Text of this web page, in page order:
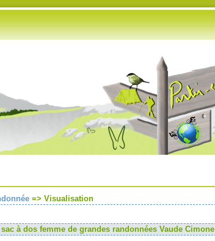
=> Visualisation
à dos femme de grandes randonnées Vaude Cimone